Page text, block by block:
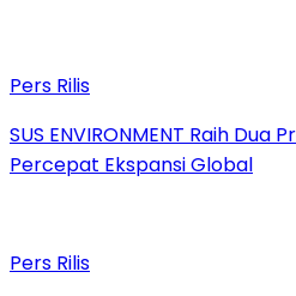
Pers Rilis
SUS ENVIRONMENT Raih Dua
Percepat Ekspansi Global
Pers Rilis